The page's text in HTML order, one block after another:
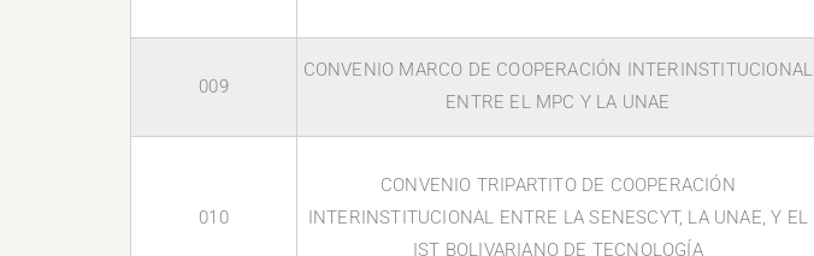
009
CONVENIO MARCO DE COOPERACIÓN INTERINSTITUCIONAL
ENTRE EL MPC Y LA UNAE
010
CONVENIO TRIPARTITO DE COOPERACIÓN
INTERINSTITUCIONAL ENTRE LA SENESCYT, LA UNAE, Y EL
IST BOLIVARIANO DE TECNOLOGÍA